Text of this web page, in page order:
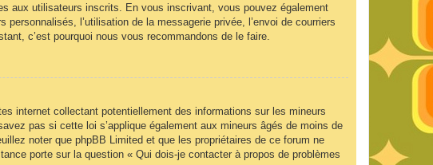
aux utilisateurs inscrits. En vous inscrivant, vous pouvez également
l’utilisation de la messagerie privée, l’envoi de courriers
c’est pourquoi nous vous recommandons de le faire.
internet collectant potentiellement des informations sur les mineurs
pas si cette loi s’applique également aux mineurs âgés de moins de
noter que phpBB Limited et que les propriétaires de ce forum ne
porte sur la question « Qui dois-je contacter à propos de problèmes